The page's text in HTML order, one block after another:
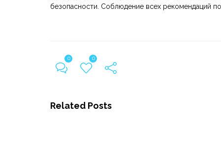
безопасности. Соблюдение всех рекомендаций
0 0
Related Posts